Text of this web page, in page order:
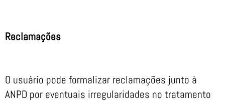
Reclamações
O usuário pode formalizar reclamações junto à
ANPD por eventuais irregularidades no tratamento